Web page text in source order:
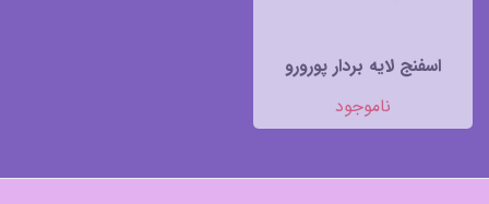
اسفنج لایه بردار پورورو
ناموجود